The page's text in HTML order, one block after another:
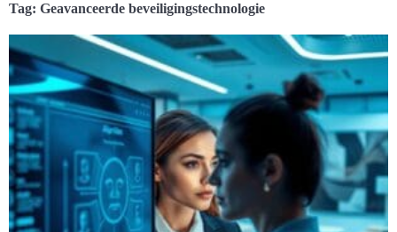
Tag: Geavanceerde beveiligingstechnologie